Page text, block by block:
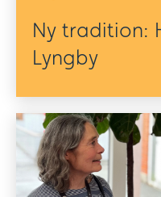
Ny tradition:
Lyngby